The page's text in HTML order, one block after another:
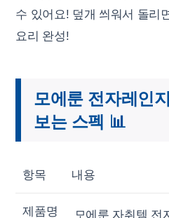
수 있어요! 덮개 씌워서 돌리
요리 완성!
모에룬 전자레인
보는 스펙 📊
항목 내용
제품명 모에룬 자취템 전